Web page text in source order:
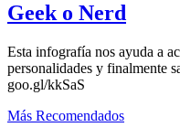
Geek o Nerd
Esta infografía nos ayuda a
personalidades y finalmente
goo.gl/kkSaS
Más Recomendados